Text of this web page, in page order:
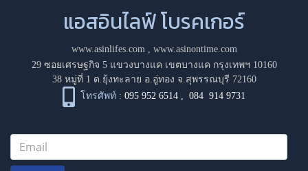
แอสอินไลฟ์ โบรคเกอร์
www.asinlifes.com, www.asinontime.com
29 ซอยเศรษฐกิจ 5 แขวงบางแค เขตบางแค กรุงเทพฯ 10160
38 หมู่ที่ 1 ต.ยุ้งทะลาย อ.อู่ทอง จ.สุพรรณบุรี 72160
โทรศัพท์ : 095 952 6514 ,084 914 9731